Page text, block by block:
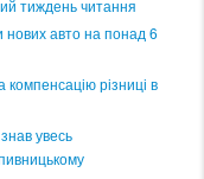
тиждень читання
нових авто на понад 6
різниці в
увесь